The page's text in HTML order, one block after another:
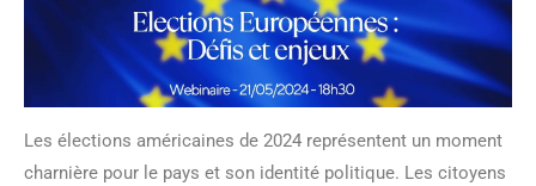
Les élections américaines de 2024 représentent un moment
charnière pour le pays et son identité politique. Les citoyens